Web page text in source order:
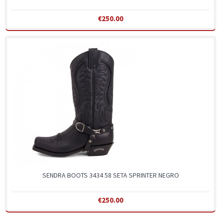
€250.00
SENDRA BOOTS 3434 58 SETA SPRINTER NEGRO
€250.00